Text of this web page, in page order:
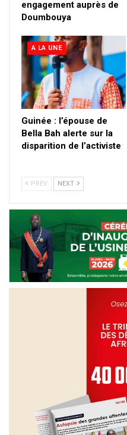
engagement auprès de
Doumbouya
A LA UNE
Guinée : l’épouse de
Bella Bah alerte sur la
disparition de l’activiste
PREV NEXT